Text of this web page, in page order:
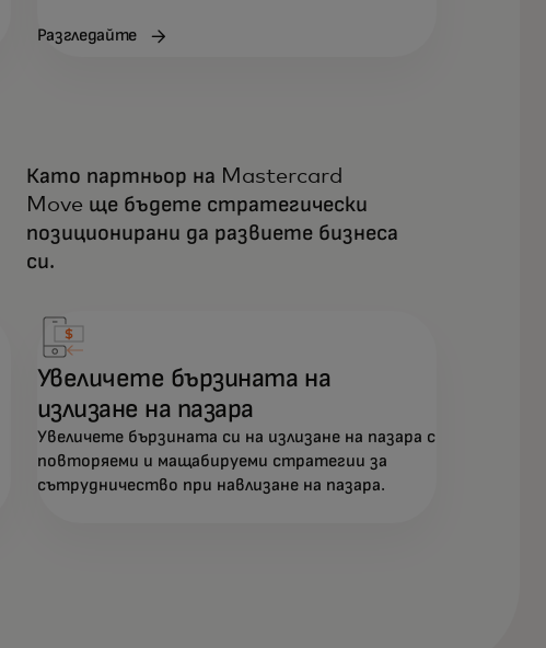
Разгледайте
Като партньор на Mastercard
Move ще бъдете стратегически
позиционирани да развиете бизнеса
си.
Увеличете бързината на
излизане на пазара
Увеличете бързината си на излизане на пазара с
повторяеми и мащабируеми стратегии за
сътрудничество при навлизане на пазара.